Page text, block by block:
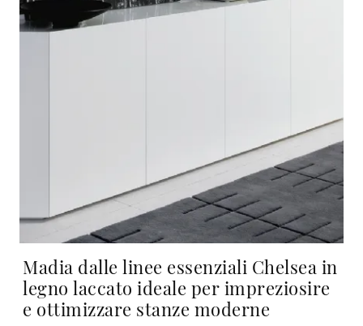
Madia dalle linee essenziali Chelsea in
legno laccato ideale per impreziosire
e ottimizzare stanze moderne